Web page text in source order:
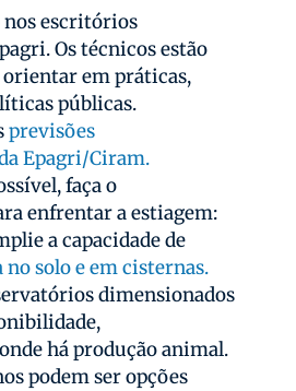
escritórios
Os técnicos estão
orientar em práticas,
públicas.
previsões
Epagri/Ciram.
faça o
enfrentar a estiagem:
a capacidade de
no solo e em cisternas.
dimensionados
há produção animal.
podem ser opções